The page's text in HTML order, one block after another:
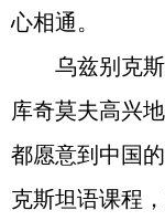
心相通。
乌兹别克
库奇莫夫高兴
都愿意到中国
克斯坦语课程